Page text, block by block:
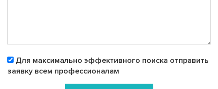
Для максимально эффективного поиска отправить
заявку всем профессионалам